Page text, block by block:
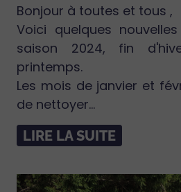
Bonjour à toutes et tous ,
Voici quelques
saison 2024, fin
printemps.
Les mois de janvier et
de nettoyer...
LIRE LA SUITE